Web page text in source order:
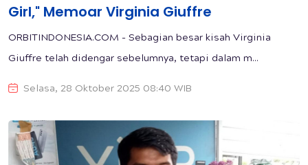
Girl," Memoar Virginia Giuffre
ORBITINDONESIA.COM - Sebagian besar kisah Virginia
Giuffre telah didengar sebelumnya, tetapi dalam m...
Selasa, 28 Oktober 2025 08:40 WIB